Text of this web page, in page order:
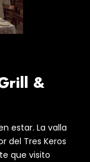
&
estar. La valla
del Tres Keros
que visito